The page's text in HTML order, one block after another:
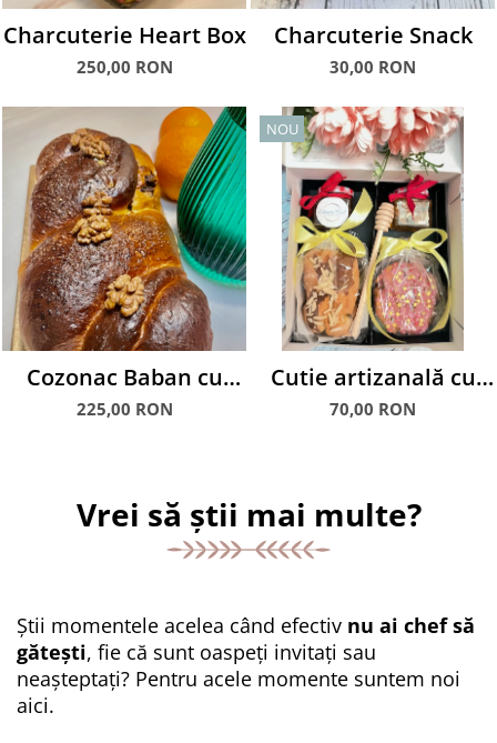
Charcuterie Heart Box
250,00 RON
Charcuterie Snack
30,00 RON
Cozonac Baban cu
mac si nuca, 1.5 kg
225,00 RON
NOU
Cutie artizanală cu
mini-checuri, dulceață
70,00 RON
Vrei să știi mai multe?
Știi momentele acelea când efectiv nu ai chef să
gătești, fie că sunt oaspeți invitați sau
neașteptați? Pentru acele momente suntem noi
aici.